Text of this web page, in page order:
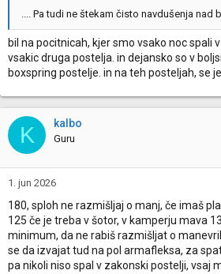
.... Pa tudi ne štekam čisto navdušenja nad
bil na pocitnicah, kjer smo vsako noc spali
vsakic druga postelja. in dejansko so v
boxspring postelje. in na teh posteljah, se je
K kalbo
Guru
1. jun 2026
180, sploh ne razmišljaj o manj, če imaš
125 če je treba v šotor, v kamperju mava
minimum, da ne rabiš razmišljat o
se da izvajat tud na pol armafleksa, za
pa nikoli niso spal v zakonski postelji, vsaj